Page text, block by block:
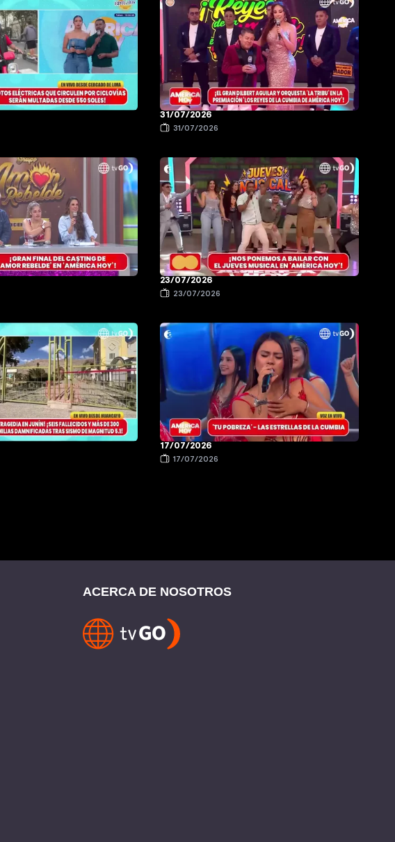
31/07/2026
31/07/2026
23/07/2026
23/07/2026
17/07/2026
17/07/2026
ACERCA DE NOSOTROS